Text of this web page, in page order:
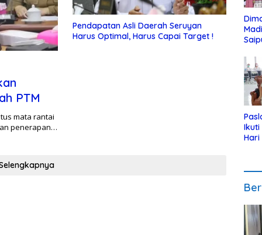
PTM
mata rantai
penerapan…
Pendapatan Asli Daerah Seruyan
Harus Optimal, Harus Capai Target !
Ikuti
Hari